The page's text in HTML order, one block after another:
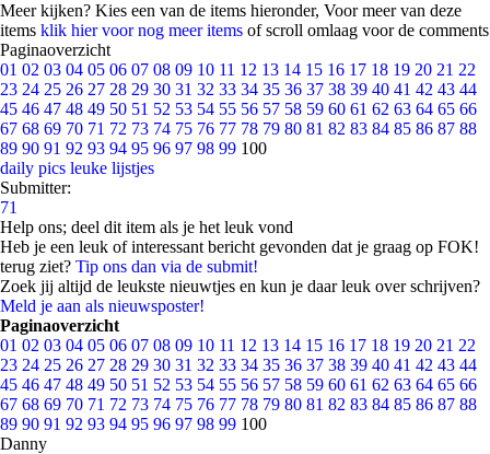
Meer kijken? Kies een van de items hieronder, Voor meer van deze
items klik hier voor nog meer items of scroll omlaag voor de comments
Paginaoverzicht
01 02 03 04 05 06 07 08 09 10 11 12 13 14 15 16 17 18 19 20 21 22
23 24 25 26 27 28 29 30 31 32 33 34 35 36 37 38 39 40 41 42 43 44
45 46 47 48 49 50 51 52 53 54 55 56 57 58 59 60 61 62 63 64 65 66
67 68 69 70 71 72 73 74 75 76 77 78 79 80 81 82 83 84 85 86 87 88
89 90 91 92 93 94 95 96 97 98 99 100
daily pics leuke lijstjes
Submitter:
71
Help ons; deel dit item als je het leuk vond
Heb je een leuk of interessant bericht gevonden dat je graag op FOK!
terug ziet? Tip ons dan via de submit!
Zoek jij altijd de leukste nieuwtjes en kun je daar leuk over schrijven?
Meld je aan als nieuwsposter!
Paginaoverzicht
01 02 03 04 05 06 07 08 09 10 11 12 13 14 15 16 17 18 19 20 21 22
23 24 25 26 27 28 29 30 31 32 33 34 35 36 37 38 39 40 41 42 43 44
45 46 47 48 49 50 51 52 53 54 55 56 57 58 59 60 61 62 63 64 65 66
67 68 69 70 71 72 73 74 75 76 77 78 79 80 81 82 83 84 85 86 87 88
89 90 91 92 93 94 95 96 97 98 99 100
Danny